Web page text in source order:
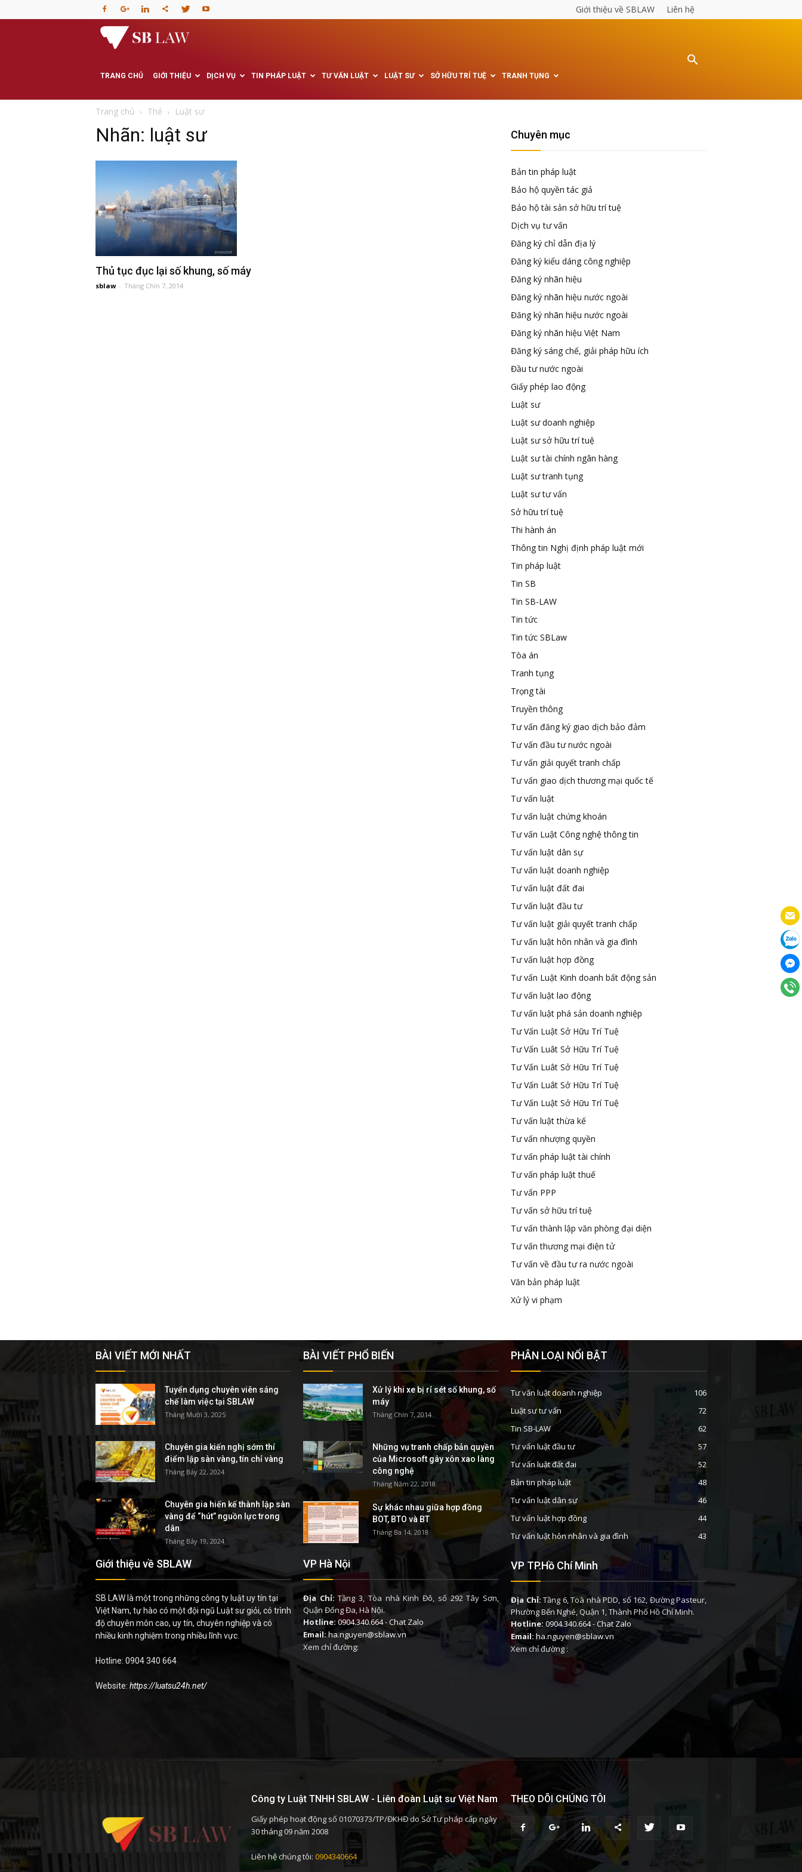
Giới thiệu về SBLAW Liên hệ
phòng
Tư
vấn
TRANG CHỦ GIỚI THIỆU DỊCH VỤ TIN PHÁP LUẬT TƯ VẤN LUẬT LUẬT SƯ SỞ HỮU TRÍ TUỆ TRANH TỤNG
Trang chủ Thẻ Luật sư
Nhãn: luật sư
Thủ tục đục lại số khung, số máy
sblaw - Tháng Chín 7, 2014
Chuyên mục
Bản tin pháp luật
Bảo hộ quyền tác giả
Bảo hộ tài sản sở hữu trí tuệ
Dịch vụ tư vấn
Đăng ký chỉ dẫn địa lý
Đăng ký kiểu dáng công nghiệp
Đăng ký nhãn hiệu
Đăng ký nhãn hiệu nước ngoài
Đăng ký nhãn hiệu nước ngoài
Đăng ký nhãn hiệu Việt Nam
Đăng ký sáng chế, giải pháp hữu ích
Đầu tư nước ngoài
Giấy phép lao động
Luật sư
Luật sư doanh nghiệp
Luật sư sở hữu trí tuệ
Luật sư tài chính ngân hàng
Luật sư tranh tụng
Luật sư tư vấn
Sở hữu trí tuệ
Thi hành án
Thông tin Nghị định pháp luật mới
Tin pháp luật
Tin SB
Tin SB-LAW
Tin tức
Tin tức SBLaw
Tòa án
Tranh tụng
Trọng tài
Truyền thông
Tư vấn đăng ký giao dịch bảo đảm
Tư vấn đầu tư nước ngoài
Tư vấn giải quyết tranh chấp
Tư vấn giao dịch thương mại quốc tế
Tư vấn luật
Tư vấn luật chứng khoán
Tư vấn Luật Công nghệ thông tin
Tư vấn luật dân sự
Tư vấn luật doanh nghiệp
Tư vấn luật đất đai
Tư vấn luật đầu tư
Tư vấn luật giải quyết tranh chấp
Tư vấn luật hôn nhân và gia đình
Tư vấn luật hợp đồng
Tư vấn Luật Kinh doanh bất động sản
Tư vấn luật lao động
Tư vấn luật phá sản doanh nghiệp
Tư Vấn Luật Sở Hữu Trí Tuệ
Tư Vấn Luât Sở Hữu Trí Tuệ
Tư Vấn Luât Sở Hữu Trí Tuệ
Tư Vấn Luât Sở Hữu Trí Tuệ
Tư Vấn Luật Sở Hữu Trí Tuệ
Tư vấn luật thừa kế
Tư vấn nhượng quyền
Tư vấn pháp luật tài chính
Tư vấn pháp luật thuế
Tư vấn PPP
Tư vấn sở hữu trí tuệ
Tư vấn thành lập văn phòng đại diện
Tư vấn thương mại điện tử
Tư vấn về đầu tư ra nước ngoài
Văn bản pháp luật
Xử lý vi phạm
BÀI VIẾT MỚI NHẤT
Tuyển dụng chuyên viên sáng
chế làm việc tại SBLAW
Tháng Mười 3, 2025
Chuyên gia kiến nghị sớm thí
điểm lập sàn vàng, tín chỉ vàng
Tháng Bảy 22, 2024
Chuyên gia hiến kế thành lập sàn
vàng để “hút” nguồn lực trong
dân
Tháng Bảy 19, 2024
Giới thiệu về SBLAW
SB LAW là một trong những công ty luật uy tín tại
Việt Nam, tự hào có một đội ngũ Luật sư giỏi, có trình
độ chuyên môn cao, uy tín, chuyên nghiệp và có
nhiều kinh nghiệm trong nhiều lĩnh vực.
Hotline: 0904 340 664
Website: https://luatsu24h.net/
BÀI VIẾT PHỔ BIẾN
Xử lý khi xe bị rỉ sét số khung, số
máy
Tháng Chín 7, 2014
Những vụ tranh chấp bản quyền
của Microsoft gây xôn xao làng
công nghệ
Tháng Năm 22, 2018
Sự khác nhau giữa hợp đồng
BOT, BTO và BT
Tháng Ba 14, 2018
VP Hà Nội
Địa Chỉ: Tầng 3, Tòa nhà Kinh Đô, số 292 Tây Sơn,
Quận Đống Đa, Hà Nội.
Hotline: 0904.340.664-Chat Zalo
Email:ha.nguyen@sblaw.vn
Xem chỉ đường:
PHÂN LOẠI NỔI BẬT
Tư vấn luật doanh nghiệp
106
Luật sư tư vấn
72
Tin SB-LAW
62
Tư vấn luật đầu tư
57
Tư vấn luật đất đai
52
Bản tin pháp luật
48
Tư vấn luật dân sự
46
Tư vấn luật hợp đồng
44
Tư vấn luật hôn nhân và gia đình
43
VP TP.Hồ Chí Minh
Địa Chỉ: Tầng 6, Toà nhà PDD, số 162, Đường Pasteur,
Phường Bến Nghé, Quận 1, Thành Phố Hồ Chí Minh.
Hotline: 0904.340.664-Chat Zalo
Email: ha.nguyen@sblaw.vn
Xem chỉ đường :
Công ty Luật TNHH SBLAW - Liên đoàn Luật sư Việt Nam
Giấy phép hoạt động số 01070373/TP/ĐKHĐ do Sở Tư pháp cấp ngày
30 tháng 09 năm 2008
Liên hệ chúng tôi: 0904340664
THEO DÕI CHÚNG TÔI